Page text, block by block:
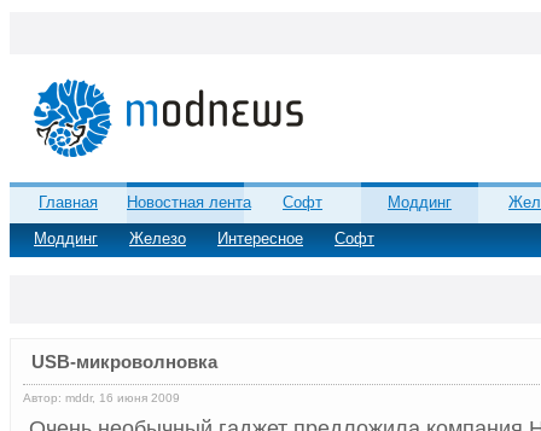
Главная
Новостная лента
Моддинг
Железо Интересное Софт
Софт Моддинг
USB-микроволновка
Автор: mddr, 16 июня 2009